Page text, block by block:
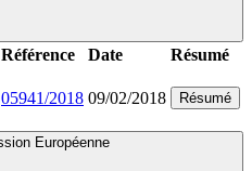
Référence Date
Résumé
05941/2018 09/02/2018 Résumé
Européenne